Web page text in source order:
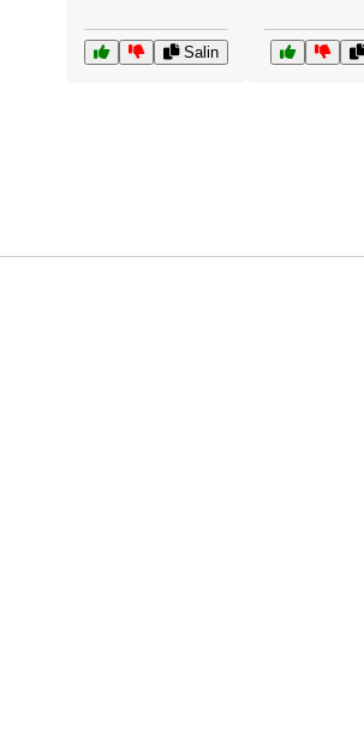
Salin